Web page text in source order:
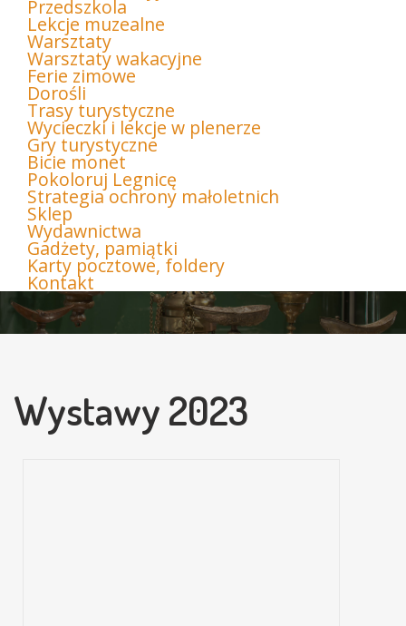
Przedszkola
Lekcje muzealne
Warsztaty
Warsztaty wakacyjne
Ferie zimowe
Dorośli
Trasy turystyczne
Wycieczki i lekcje w plenerze
Gry turystyczne
Bicie monet
Pokoloruj Legnicę
Strategia ochrony małoletnich
Sklep
Wydawnictwa
Gadżety, pamiątki
Karty pocztowe, foldery
Kontakt
Wystawy 2023